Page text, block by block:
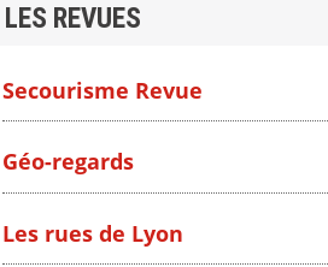
LES REVUES
Secourisme Revue
Géo-regards
Les rues de Lyon